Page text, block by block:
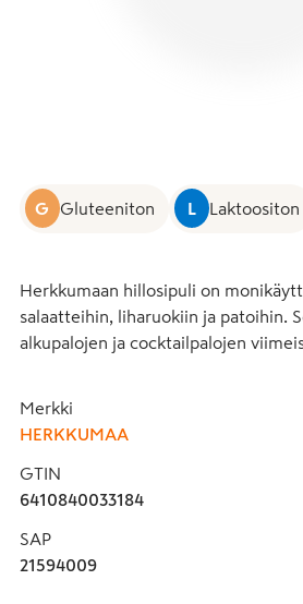
G Gluteeniton L Laktoositon
Herkkumaan hillosipuli on
salaatteihin, liharuokiin ja patoihin.
alkupalojen ja cocktailpalojen
Merkki
HERKKUMAA
GTIN
6410840033184
SAP
21594009